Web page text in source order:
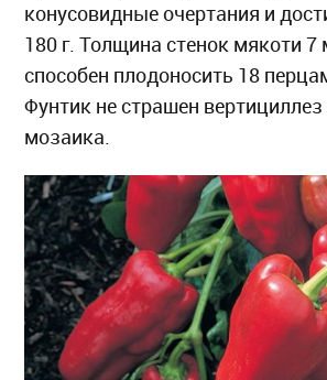
конусовидные очертания и
180 г. Толщина стенок мякоти
способен плодоносить 18
Фунтик не страшен вертициллез
мозаика.